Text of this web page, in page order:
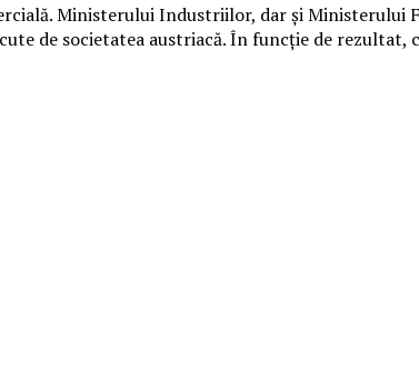
Ministerului Industriilor, dar şi
de societatea austriacă. În funcţie de rezultat,